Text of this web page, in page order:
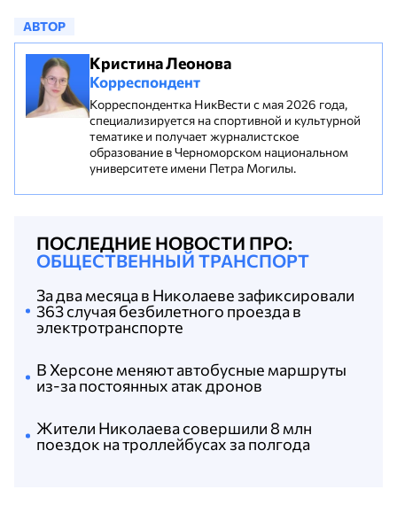
АВТОР
Кристина Леонова
Корреспондент
Корреспондентка НикВести с мая 2026 года,
специализируется на спортивной и культурной
тематике и получает журналистское
образование в Черноморском национальном
университете имени Петра Могилы.
ПОСЛЕДНИЕ НОВОСТИ ПРО:
ОБЩЕСТВЕННЫЙ ТРАНСПОРТ
Жители Николаева совершили 8 млн
поездок на троллейбусах за полгода
В Херсоне меняют автобусные маршруты
из-за постоянных атак дронов
За два месяца в Николаеве зафиксировали
363 случая безбилетного проезда в
электротранспорте